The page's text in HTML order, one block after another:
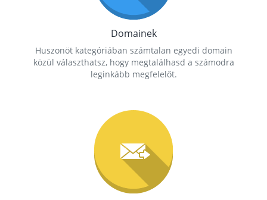
Domainek
Huszonöt kategóriában számtalan egyedi domain
közül választhatsz, hogy megtalálhasd a számodra
leginkább megfelelőt.